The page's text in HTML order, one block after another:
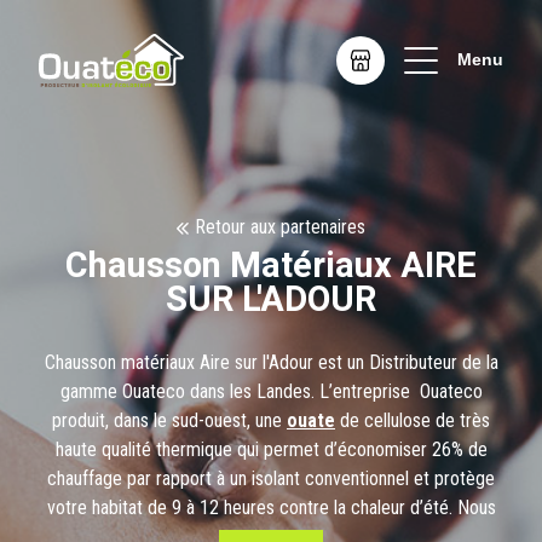
Menu
Retour aux partenaires
Chausson Matériaux AIRE
SUR L'ADOUR
Chausson matériaux Aire sur l'Adour est un Distributeur de la
gamme Ouateco dans les Landes. L’entreprise Ouateco
produit, dans le sud-ouest, une ouate de cellulose de très
haute qualité thermique qui permet d’économiser 26% de
chauffage par rapport à un isolant conventionnel et protège
votre habitat de 9 à 12 heures contre la chaleur d’été. Nous
respectons un cahier des charges responsable qui favorise